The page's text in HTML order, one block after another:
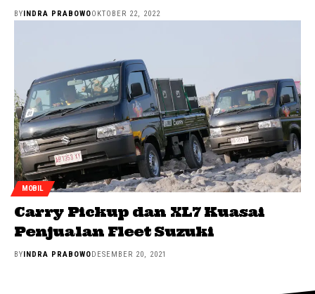
BYINDRA PRABOWOOKTOBER 22, 2022
MOBIL
Carry Pickup dan XL7 Kuasai
Penjualan Fleet Suzuki
BYINDRA PRABOWODESEMBER 20, 2021